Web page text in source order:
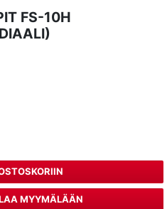
FS-10H
MYYMÄLÄÄN